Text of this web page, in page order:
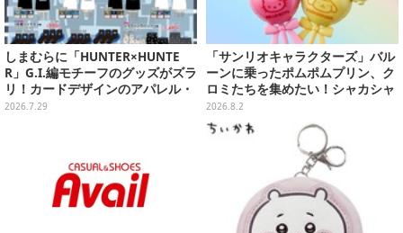
しまむらに「HUNTER×HUNTE
R」G.I.編モチーフのグッズがズラ
リ！カードデザインのアパレル・
雑貨、ゴレイヌの「オレが3人分
2026.7.29
「サンリオキャラクターズ」バル
ーンに乗ったポムポムプリン、ク
ロミたちを集めたい！シャカシャ
カ音が鳴るチャーム全8種
2026.8.2